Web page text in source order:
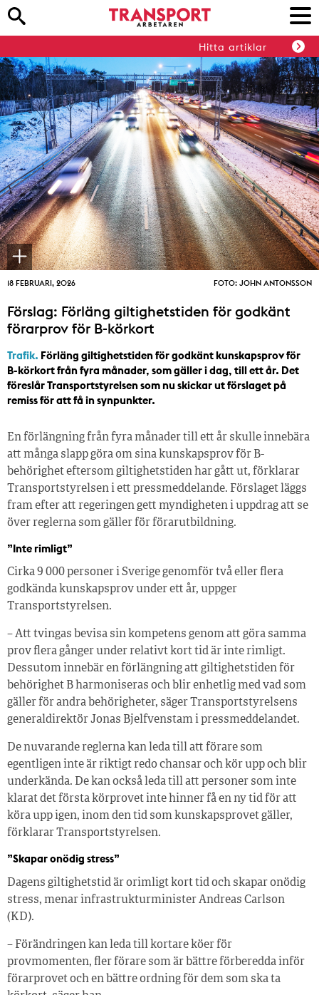
Hitta artiklar
18 FEBRUARI, 2026 FOTO: JOHN ANTONSSON
Förslag: Förläng giltighetstiden för godkänt
förarprov för B-körkort
Trafik. Förläng giltighetstiden för godkänt kunskapsprov för
B-körkort från fyra månader, som gäller i dag, till ett år. Det
föreslår Transportstyrelsen som nu skickar ut förslaget på
remiss för att få in synpunkter.
En förlängning från fyra månader till ett år skulle innebära
att många slapp göra om sina kunskapsprov för B-
behörighet eftersom giltighetstiden har gått ut, förklarar
Transportstyrelsen i ett pressmeddelande. Förslaget läggs
fram efter att regeringen gett myndigheten i uppdrag att se
över reglerna som gäller för förarutbildning.
”Inte rimligt”
Cirka 9 000 personer i Sverige genomför två eller flera
godkända kunskapsprov under ett år, uppger
Transportstyrelsen.
– Att tvingas bevisa sin kompetens genom att göra samma
prov flera gånger under relativt kort tid är inte rimligt.
Dessutom innebär en förlängning att giltighetstiden för
behörighet B harmoniseras och blir enhetlig med vad som
gäller för andra behörigheter, säger Transportstyrelsens
generaldirektör Jonas Bjelfvenstam i pressmeddelandet.
De nuvarande reglerna kan leda till att förare som
egentligen inte är riktigt redo chansar och kör upp och blir
underkända. De kan också leda till att personer som inte
klarat det första körprovet inte hinner få en ny tid för att
köra upp igen, inom den tid som kunskapsprovet gäller,
förklarar Transportstyrelsen.
”Skapar onödig stress”
Dagens giltighetstid är orimligt kort tid och skapar onödig
stress, menar infrastrukturminister Andreas Carlson
(KD).
– Förändringen kan leda till kortare köer för
provmomenten, fler förare som är bättre förberedda inför
förarprovet och en bättre ordning för dem som ska ta